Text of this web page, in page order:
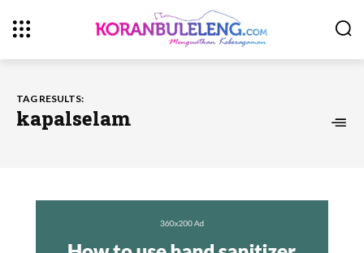
TAG RESULTS:
kapalselam